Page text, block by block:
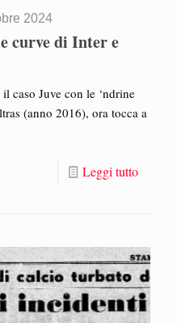
2024
curve di Inter e
caso Juve con le ‘ndrine
(anno 2016), ora tocca a
Leggi tutto